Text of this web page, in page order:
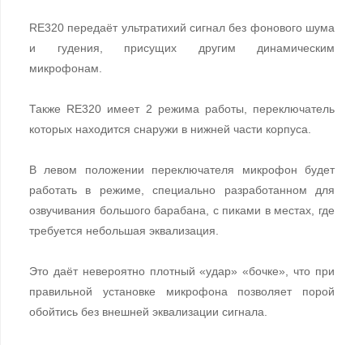
RE320 передаёт ультратихий сигнал без фонового шума
и гудения, присущих другим динамическим
микрофонам.
Также RE320 имеет 2 режима работы, переключатель
которых находится снаружи в нижней части корпуса.
В левом положении переключателя микрофон будет
работать в режиме, специально разработанном для
озвучивания большого барабана, с пиками в местах, где
требуется небольшая эквализация.
Это даёт невероятно плотный «удар» «бочке», что при
правильной установке микрофона позволяет порой
обойтись без внешней эквализации сигнала.